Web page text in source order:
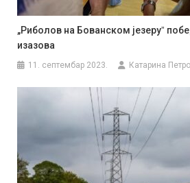
„Риболов на Бованском језеруˮ
изазова
11. септембар 2023. Катарина